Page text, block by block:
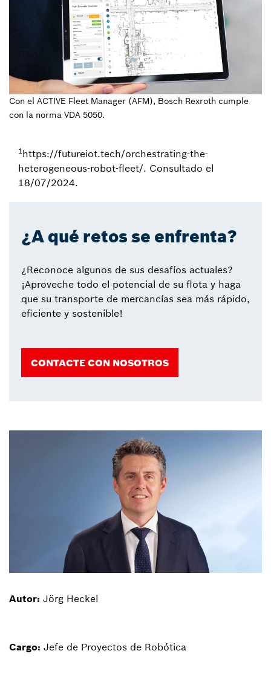
Con el ACTIVE Fleet Manager (AFM), Bosch Rexroth cumple
con la norma VDA 5050.
1https://futureiot.tech/orchestrating-the-
heterogeneous-robot-fleet/. Consultado el
18/07/2024.
¿A qué retos se enfrenta?
¿Reconoce algunos de sus desafíos actuales?
¡Aproveche todo el potencial de su flota y haga
que su transporte de mercancías sea más rápido,
eficiente y sostenible!
CONTACTE CON NOSOTROS
Autor: Jörg Heckel
Cargo: Jefe de Proyectos de Robótica